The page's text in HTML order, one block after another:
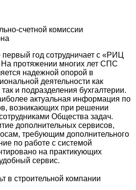
счетной комиссии
год сотрудничает с «РИЦ
На протяжении многих лет СПС
надежной опорой в
деятельности как
и подразделения бухгалтерии.
актуальная информация по
возникающих при решении
Общества задач.
дополнительных сервисов,
требующим дополнительного
по работе с системой
на практикующих
сервис.
в строительной компании